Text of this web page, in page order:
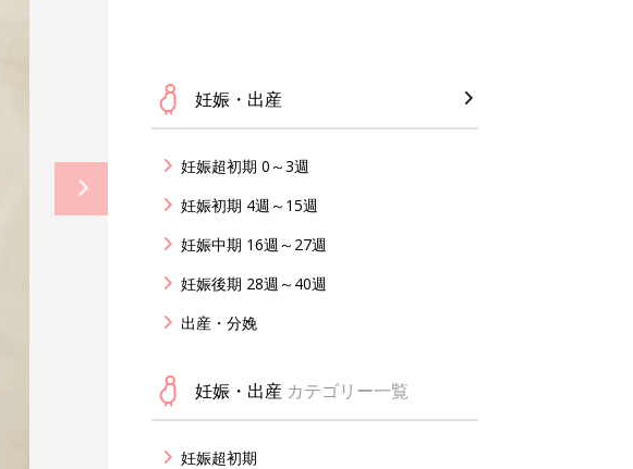
妊娠・出産
妊娠超初期 0～3週
妊娠初期 4週～15週
妊娠中期 16週～27週
妊娠後期 28週～40週
出産・分娩
妊娠・出産 カテゴリー一覧
妊娠超初期